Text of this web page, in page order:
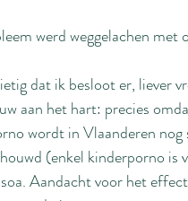
werd weggelachen met
dat ik besloot er, liever
aan het hart: precies
wordt in Vlaanderen nog
(enkel kinderporno
Aandacht voor het